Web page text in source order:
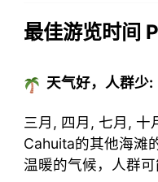
最佳游览时间
天气好，人群少:
三月, 四月, 七月, 十
Cahuita的其他海滩
温暖的气候，人群可